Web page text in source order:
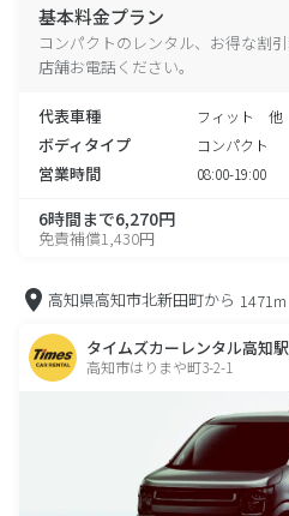
基本料金プラン
コンパクトのレンタル、お得な割
店舗お電話ください。
代表車種 フィット 他
ボディタイプ コンパクト
営業時間 08:00-19:00
6時間まで6,270円
免責補償1,430円
高知県高知市北新田町から 1471m
タイムズカーレンタル高知
高知市はりまや町3-2-1